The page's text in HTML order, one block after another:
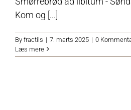
Kom og [...]
By fractils | 7. marts 2025 | 0
Læs mere